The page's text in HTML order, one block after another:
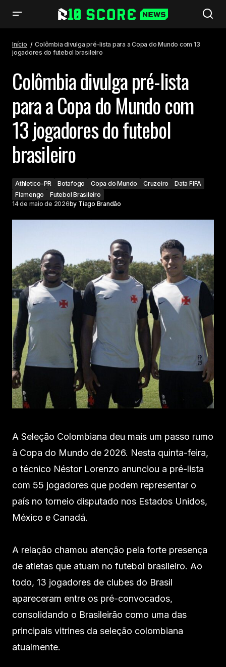
futebol brasileiro
Início
Colômbia divulga pré-lista para a Copa do Mundo com 13
jogadores do futebol brasileiro
Colômbia divulga pré-lista
para a Copa do Mundo com
13 jogadores do futebol
brasileiro
Athletico-PR Botafogo Copa do Mundo Cruzeiro
Data FIFA
Flamengo
Futebol Brasileiro
14 de maio de 2026by Tiago Brandão
A Seleção Colombiana deu mais um passo rumo
à Copa do Mundo de 2026. Nesta quinta-feira,
o técnico Néstor Lorenzo anunciou a pré-lista
com 55 jogadores que podem representar o
país no torneio disputado nos Estados Unidos,
México e Canadá.
A relação chamou atenção pela forte presença
de atletas que atuam no futebol brasileiro. Ao
todo, 13 jogadores de clubes do Brasil
apareceram entre os pré-convocados,
consolidando o Brasileirão como uma das
principais vitrines da seleção colombiana
atualmente.